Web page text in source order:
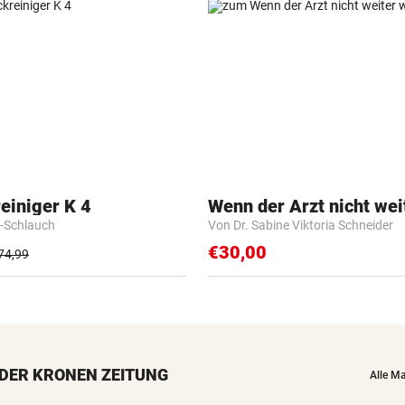
K 4 Wenn der Arzt nicht
Von Dr. Sabine Viktoria Schneider
€30,00
KRONEN ZEITUNG Alle